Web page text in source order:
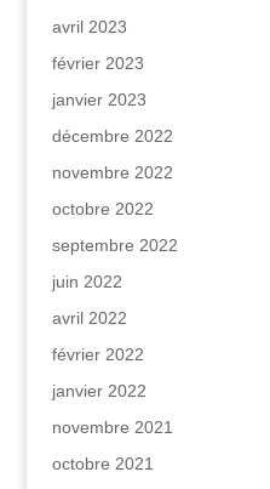
avril 2023
février 2023
janvier 2023
décembre 2022
novembre 2022
octobre 2022
septembre 2022
juin 2022
avril 2022
février 2022
janvier 2022
novembre 2021
octobre 2021